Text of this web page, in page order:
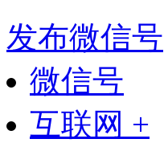
发布微信号
微信号
互联网 +